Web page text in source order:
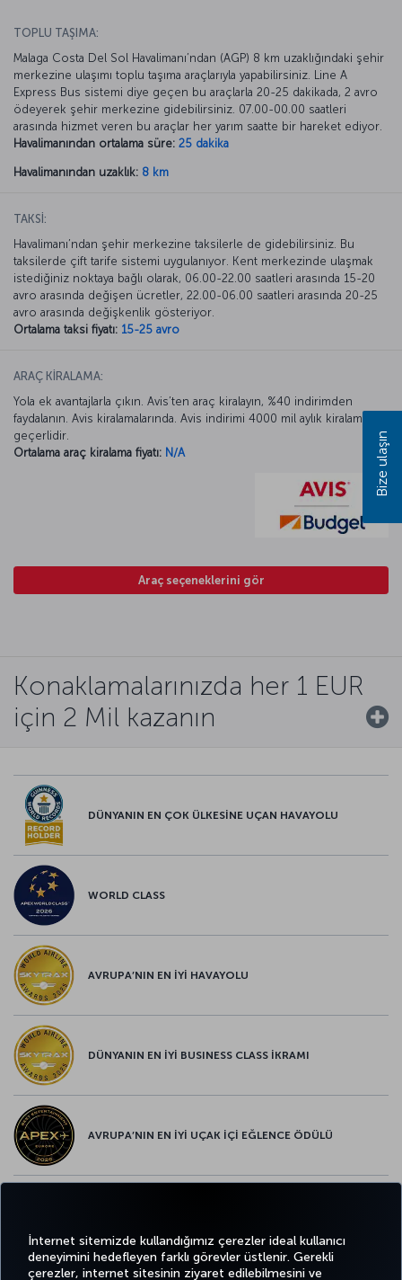
İnternet sitemizde kullandığımız çerezler ideal kullanıcı
deneyimini hedefleyen farklı görevler üstlenir. Gerekli
çerezler, internet sitesinin ziyaret edilebilmesini ve
TOPLU TAŞIMA:
Malaga Costa Del Sol Havalimanı’ndan (AGP) 8 km uzaklığındaki şehir
merkezine ulaşımı toplu taşıma araçlarıyla yapabilirsiniz. Line A
Express Bus sistemi diye geçen bu araçlarla 20-25 dakikada, 2 avro
ödeyerek şehir merkezine gidebilirsiniz. 07.00-00.00 saatleri
arasında hizmet veren bu araçlar her yarım saatte bir hareket ediyor.
Havalimanından ortalama süre: 25 dakika
Havalimanından uzaklık: 8 km
TAKSİ:
Havalimanı’ndan şehir merkezine taksilerle de gidebilirsiniz. Bu
taksilerde çift tarife sistemi uygulanıyor. Kent merkezinde ulaşmak
istediğiniz noktaya bağlı olarak, 06.00-22.00 saatleri arasında 15-20
avro arasında değişen ücretler, 22.00-06.00 saatleri arasında 20-25
avro arasında değişkenlik gösteriyor.
Ortalama taksi fiyatı: 15-25 avro
ARAÇ KİRALAMA:
Yola ek avantajlarla çıkın. Avis’ten araç kiralayın, %40 indirimden
faydalanın. Avis kiralamalarında. Avis indirimi 4000 mil aylık kiralamada
geçerlidir.
Ortalama araç kiralama fiyatı: N/A
Araç seçeneklerini gör
Konaklamalarınızda her 1 EUR
için 2 Mil kazanın
DÜNYANIN EN ÇOK ÜLKESİNE UÇAN HAVAYOLU
WORLD CLASS
AVRUPA’NIN EN İYİ HAVAYOLU
DÜNYANIN EN İYİ BUSINESS CLASS İKRAMI
AVRUPA’NIN EN İYİ UÇAK İÇİ EĞLENCE ÖDÜLÜ
Bize ulaşın